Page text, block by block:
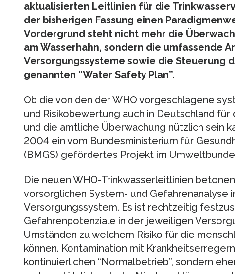
aktualisierten Leitlinien für die
der bisherigen Fassung einen
Vordergrund steht nicht mehr die
am Wasserhahn, sondern die umfassende
Versorgungssysteme sowie die Steuerung
genannten “Water Safety Plan”.
Ob die von den der WHO vorgeschlagene
und Risikobewertung auch in Deutschland
und die amtliche Überwachung nützlich sein
2004 ein vom Bundesministerium für
(BMGS) gefördertes Projekt im
Die neuen WHO-Trinkwasserleitlinien
vorsorglichen System- und Gefahrenanalyse
Versorgungssystem. Es ist rechtzeitig
Gefahrenpotenziale in der jeweiligen
Umständen zu welchem Risiko für die
können. Kontamination mit
kontinuierlichen “Normalbetrieb”, sondern